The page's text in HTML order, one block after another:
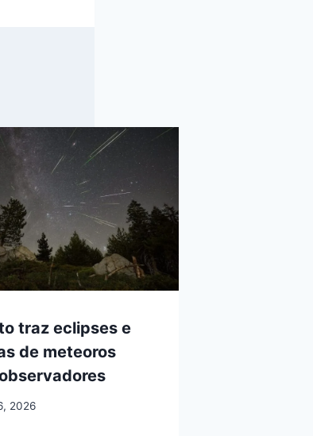
traz eclipses e
de meteoros
2026